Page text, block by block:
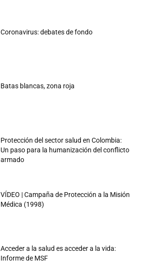
Coronavirus: debates de fondo
Batas blancas, zona roja
Protección del sector salud en Colombia:
Un paso para la humanización del conflicto
armado
VÍDEO | Campaña de Protección a la Misión
Médica (1998)
Acceder a la salud es acceder a la vida:
Informe de MSF